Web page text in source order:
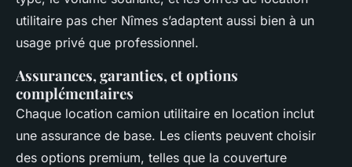
utilitaire pas cher Nîmes s’adaptent aussi bien à un
usage privé que professionnel.
Assurances, garanties, et options
complémentaires
Chaque location camion utilitaire en location inclut
une assurance de base. Les clients peuvent choisir
des options premium, telles que la couverture